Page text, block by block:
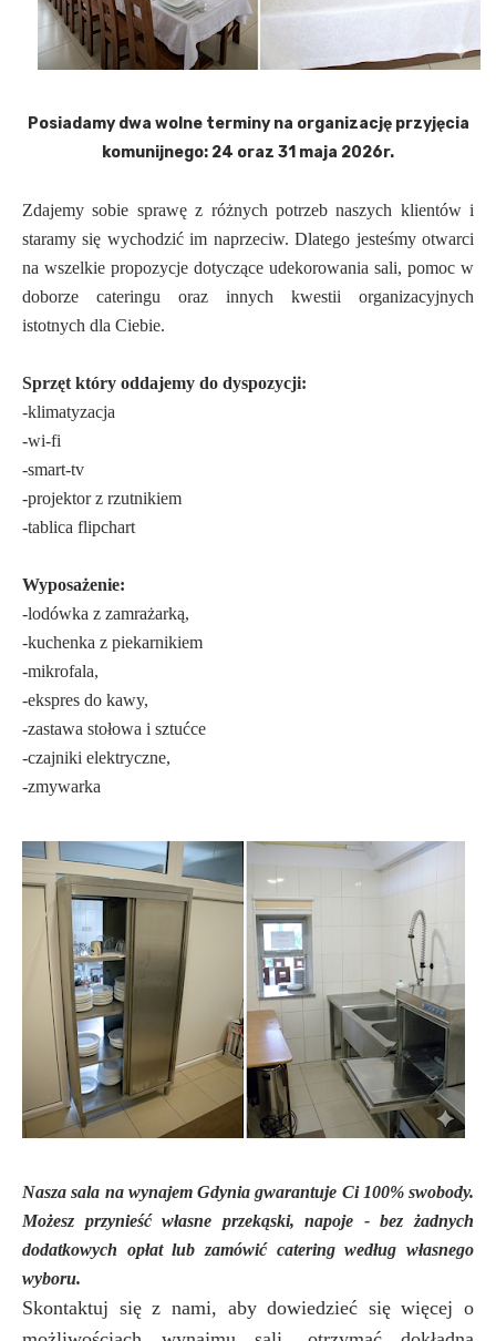
Posiadamy dwa wolne terminy na organizację przyjęcia
komunijnego: 24 oraz 31 maja 2026r.
Zdajemy sobie sprawę z różnych potrzeb naszych klientów i
staramy się wychodzić im naprzeciw. Dlatego jesteśmy otwarci
na wszelkie propozycje dotyczące udekorowania sali, pomoc w
doborze cateringu oraz innych kwestii organizacyjnych
istotnych dla Ciebie.
Sprzęt który oddajemy do dyspozycji:
-klimatyzacja
-wi-fi
-smart-tv
-projektor z rzutnikiem
-tablica flipchart
Wyposażenie:
-lodówka z zamrażarką,
-kuchenka z piekarnikiem
-mikrofala,
-ekspres do kawy,
-zastawa stołowa i sztućce
-czajniki elektryczne,
-zmywarka
Nasza sala na wynajem Gdynia gwarantuje Ci 100% swobody.
Możesz przynieść własne przekąski, napoje - bez żadnych
dodatkowych opłat lub zamówić catering według własnego
wyboru.
Skontaktuj się z nami, aby dowiedzieć się więcej o